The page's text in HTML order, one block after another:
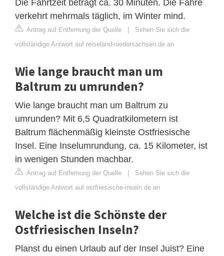
Die Fahrtzeit beträgt ca. 30 Minuten. Die Fähre
verkehrt mehrmals täglich, im Winter mind.
Antrag auf Entfernung der Quelle | Sehen Sie sich die
vollständige Antwort auf reiseland-niedersachsen.de an
Wie lange braucht man um
Baltrum zu umrunden?
Wie lange braucht man um Baltrum zu
umrunden? Mit 6,5 Quadratkilometern ist
Baltrum flächenmäßig kleinste Ostfriesische
Insel. Eine Inselumrundung, ca. 15 Kilometer, ist
in wenigen Stunden machbar.
Antrag auf Entfernung der Quelle | Sehen Sie sich die
vollständige Antwort auf ostfriesische-inseln.de an
Welche ist die Schönste der
Ostfriesischen Inseln?
Planst du einen Urlaub auf der Insel Juist? Eine